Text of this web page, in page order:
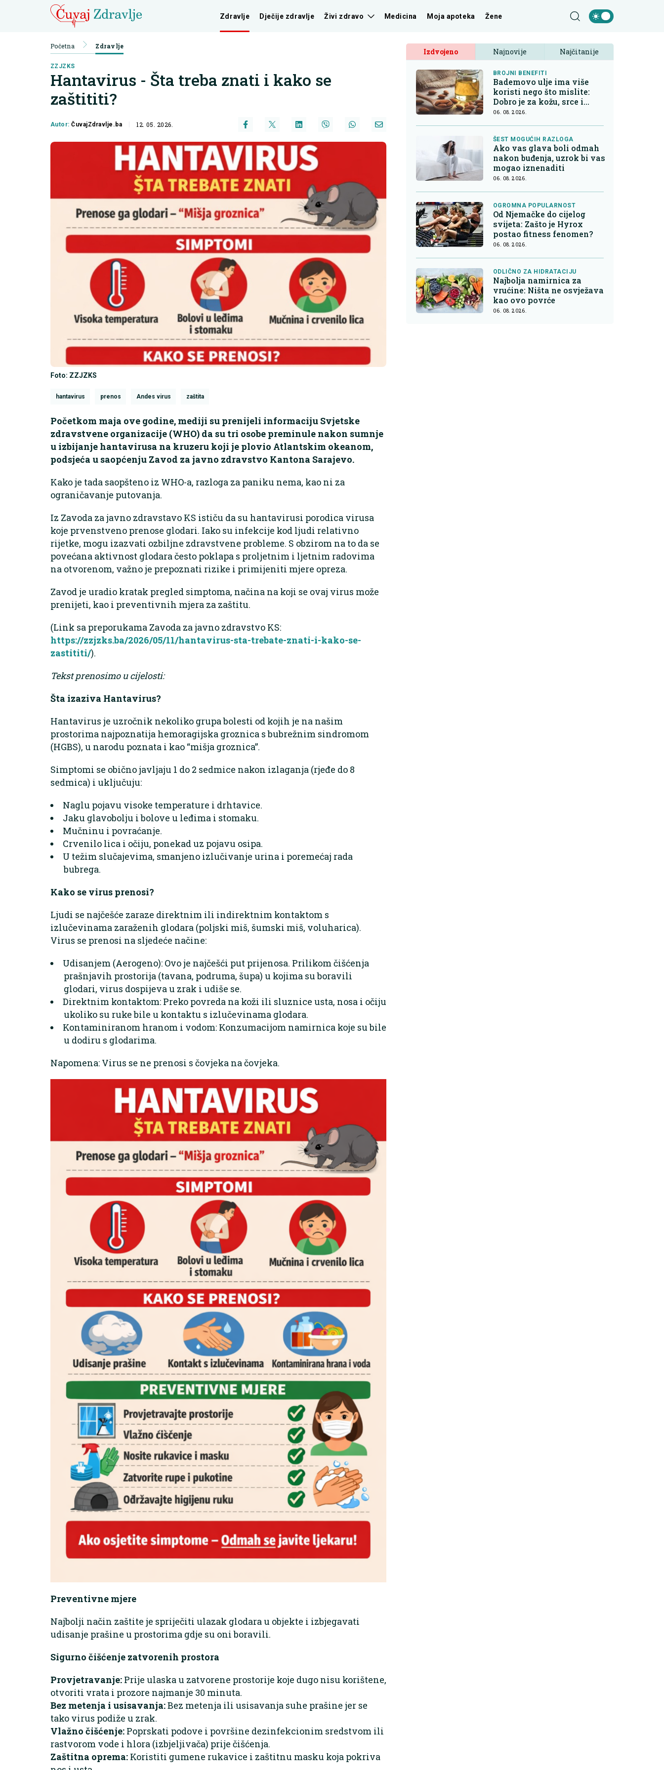
Zdravlje Dječije zdravlje Živi zdravo Medicina Moja apoteka Žene
Početna Zdravlje
ZZJZKS
Hantavirus - Šta treba znati i kako se
zaštititi?
Autor:ČuvajZdravlje.ba 12. 05. 2026.
Foto: ZZJZKS
hantavirus prenos Andes virus zaštita
Početkom maja ove godine, mediji su prenijeli informaciju Svjetske
zdravstvene organizacije (WHO) da su tri osobe preminule nakon sumnje
u izbijanje hantavirusa na kruzeru koji je plovio Atlantskim okeanom,
podsjeća u saopćenju Zavod za javno zdravstvo Kantona Sarajevo.
Kako je tada saopšteno iz WHO-a, razloga za paniku nema, kao ni za
ograničavanje putovanja.
Iz Zavoda za javno zdravstavo KS ističu da su hantavirusi porodica virusa
koje prvenstveno prenose glodari. Iako su infekcije kod ljudi relativno
rijetke, mogu izazvati ozbiljne zdravstvene probleme. S obzirom na to da se
povećana aktivnost glodara često poklapa s proljetnim i ljetnim radovima
na otvorenom, važno je prepoznati rizike i primijeniti mjere opreza.
Zavod je uradio kratak pregled simptoma, načina na koji se ovaj virus može
prenijeti, kao i preventivnih mjera za zaštitu.
(Link sa preporukama Zavoda za javno zdravstvo KS:
https://zzjzks.ba/2026/05/11/hantavirus-sta-trebate-znati-i-kako-se-
zastititi/).
Tekst prenosimo u cijelosti:
Šta izaziva Hantavirus?
Hantavirus je uzročnik nekoliko grupa bolesti od kojih je na našim
prostorima najpoznatija hemoragijska groznica s bubrežnim sindromom
(HGBS), u narodu poznata i kao “mišja groznica”.
Simptomi se obično javljaju 1 do 2 sedmice nakon izlaganja (rjeđe do 8
sedmica) i uključuju:
Naglu pojavu visoke temperature i drhtavice.
Jaku glavobolju i bolove u leđima i stomaku.
Mučninu i povraćanje.
Crvenilo lica i očiju, ponekad uz pojavu osipa.
U težim slučajevima, smanjeno izlučivanje urina i poremećaj rada
bubrega.
Kako se virus prenosi?
Ljudi se najčešće zaraze direktnim ili indirektnim kontaktom s
izlučevinama zaraženih glodara (poljski miš, šumski miš, voluharica).
Virus se prenosi na sljedeće načine:
Udisanjem (Aerogeno): Ovo je najčešći put prijenosa. Prilikom čišćenja
prašnjavih prostorija (tavana, podruma, šupa) u kojima su boravili
glodari, virus dospijeva u zrak i udiše se.
Direktnim kontaktom: Preko povreda na koži ili sluznice usta, nosa i očiju
ukoliko su ruke bile u kontaktu s izlučevinama glodara.
Kontaminiranom hranom i vodom: Konzumacijom namirnica koje su bile
u dodiru s glodarima.
Napomena: Virus se ne prenosi s čovjeka na čovjeka.
Preventivne mjere
Najbolji način zaštite je spriječiti ulazak glodara u objekte i izbjegavati
udisanje prašine u prostorima gdje su oni boravili.
Sigurno čišćenje zatvorenih prostora
Provjetravanje: Prije ulaska u zatvorene prostorije koje dugo nisu korištene,
otvoriti vrata i prozore najmanje 30 minuta.
Bez metenja i usisavanja:Bez metenja ili usisavanja suhe prašine jer se
tako virus podiže u zrak.
Vlažno čišćenje: Poprskati podove i površine dezinfekcionim sredstvom ili
rastvorom vode i hlora (izbjeljivača) prije čišćenja.
Zaštitna oprema: Koristiti gumene rukavice i zaštitnu masku koja pokriva
Izdvojeno Najnovije Najčitanije
BROJNI BENEFITI
Bademovo ulje ima više
koristi nego što mislite:
Dobro je za kožu, srce i
kontrolu apetita
06. 08. 2026.
ŠEST MOGUĆIH RAZLOGA
Ako vas glava boli odmah
nakon buđenja, uzrok bi vas
mogao iznenaditi
06. 08. 2026.
OGROMNA POPULARNOST
Od Njemačke do cijelog
svijeta: Zašto je Hyrox
postao fitness fenomen?
06. 08. 2026.
ODLIČNO ZA HIDRATACIJU
Najbolja namirnica za
vrućine: Ništa ne osvježava
kao ovo povrće
06. 08. 2026.